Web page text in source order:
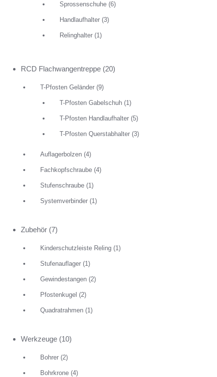
Sprossenschuhe (6)
Handlaufhalter (3)
Relinghalter (1)
RCD Flachwangentreppe (20)
T-Pfosten Geländer (9)
T-Pfosten Gabelschuh (1)
T-Pfosten Handlaufhalter (5)
T-Pfosten Querstabhalter (3)
Auflagerbolzen (4)
Fachkopfschraube (4)
Stufenschraube (1)
Systemverbinder (1)
Zubehör (7)
Kinderschutzleiste Reling (1)
Stufenauflager (1)
Gewindestangen (2)
Pfostenkugel (2)
Quadratrahmen (1)
Werkzeuge (10)
Bohrer (2)
Bohrkrone (4)